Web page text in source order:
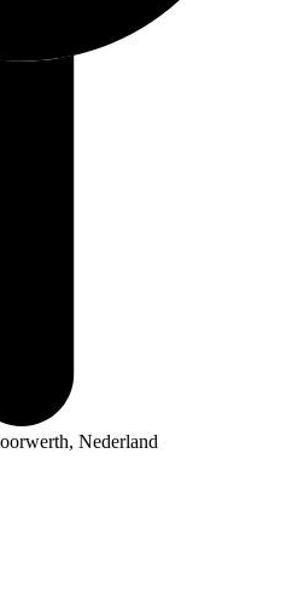
Nederland